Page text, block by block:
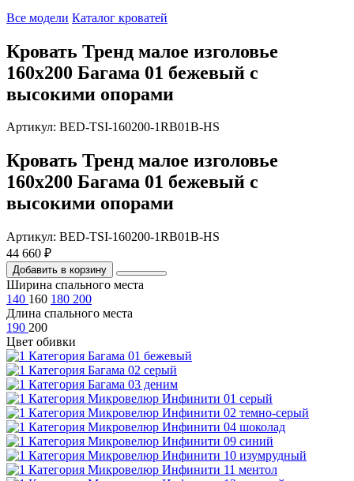
Все модели Каталог кроватей
Кровать Тренд малое изголовье
160х200 Багама 01 бежевый с
высокими опорами
Артикул: BED-TSI-160200-1RB01B-HS
Кровать Тренд малое изголовье
160х200 Багама 01 бежевый с
высокими опорами
Артикул: BED-TSI-160200-1RB01B-HS
44 660 ₽
Добавить в корзину
Ширина спального места
140 160 180 200
Длина спального места
190 200
Цвет обивки